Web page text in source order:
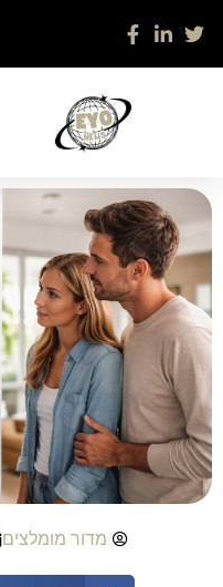
מדור מומלצים